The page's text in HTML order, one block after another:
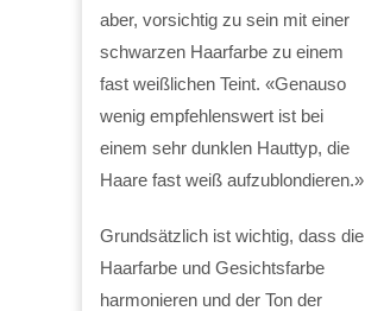
aber, vorsichtig zu sein mit einer
schwarzen Haarfarbe zu einem
fast weißlichen Teint. «Genauso
wenig empfehlenswert ist bei
einem sehr dunklen Hauttyp, die
Haare fast weiß aufzublondieren.»
Grundsätzlich ist wichtig, dass die
Haarfarbe und Gesichtsfarbe
harmonieren und der Ton der